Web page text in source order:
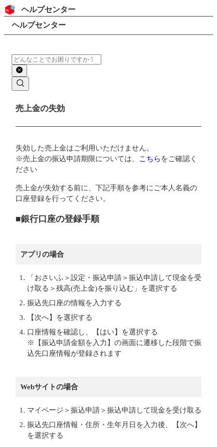
コンテンツにスキップ
ヘッダー
ヘルプセンター
検索
パンくずリスト
ヘルプセンター
検索
メインコンテンツ
売上金の失効
失効した売上金はご利用いただけません。
※売上金の振込申請期限については、
こちら をご確認く
ださい
売上金が失効する前に、下記手順を参考にご本人名義の
口座登録を行ってください。
■銀行口座の登録手順
アプリの場合
「おさいふ＞設定・振込申請＞振込申請して現金を受
け取る＞残高(売上金)を振り込む」を選択する
振込先口座の情報を入力する
【次へ】を選択する
口座情報を確認し、【はい】を選択する
※【振込申請金額を入力】の画面に遷移した段階で振
込先口座情報が登録されます
Webサイトの場合
マイページ＞振込申請＞振込申請して現金を受け取る
振込先口座情報・住所・生年月日を入力後、【次へ】
を選択する